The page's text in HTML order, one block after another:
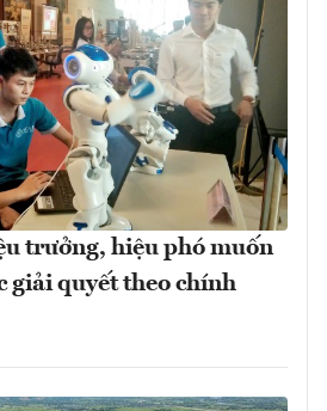
trưởng, hiệu phó muốn
giải quyết theo chính